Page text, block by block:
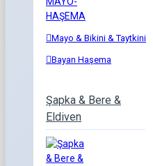
Mayo & Bikini & Taytkini
Bayan Haşema
Şapka & Bere &
Eldiven